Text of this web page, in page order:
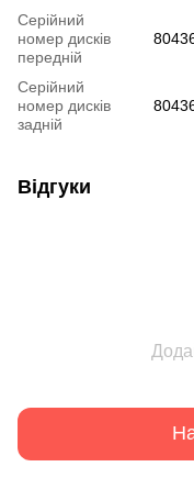
Серійний
номер дисків
передній
Серійний
номер дисків
задній
Відгуки